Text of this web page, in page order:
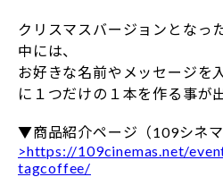
クリスマスバージョンとなっ
中には、
お好きな名前やメッセージを
に１つだけの１本を作る事が
▼商品紹介ページ（109シネマ
>https://109cinemas.net/
tagcoffee/